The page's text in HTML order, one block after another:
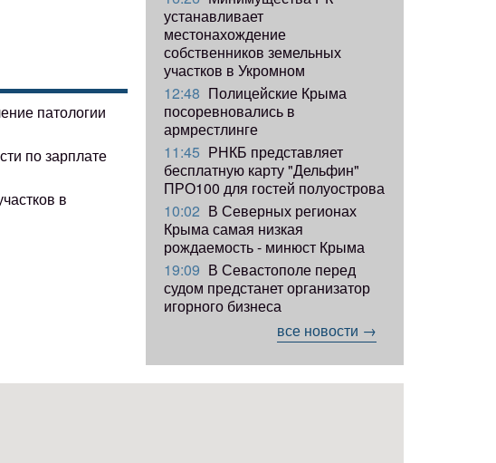
патологии
по зарплате
в
устанавливает
местонахождение
собственников земельных
участков в Укромном
12:48 Полицейские Крыма
посоревновались в
армрестлинге
11:45 РНКБ представляет
бесплатную карту "Дельфин"
ПРО100 для гостей полуострова
10:02 В Северных регионах
Крыма самая низкая
рождаемость - минюст Крыма
19:09 В Севастополе перед
судом предстанет организатор
игорного бизнеса
все новости →